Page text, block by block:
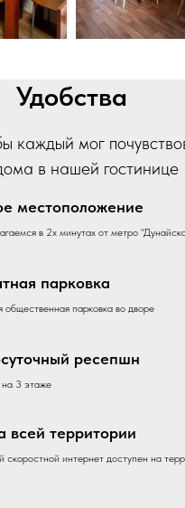
Удобства
каждый мог
в нашей гостинице
местоположение
в 2х минутах от метро
парковка
общественная парковка во дворе
ресепшн
3 этаже
всей территории
скоростной интернет доступен на